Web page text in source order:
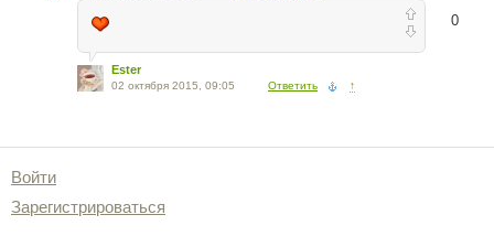
0
Ester
02 октября 2015, 09:05 Ответить ↑
Войти
Зарегистрироваться